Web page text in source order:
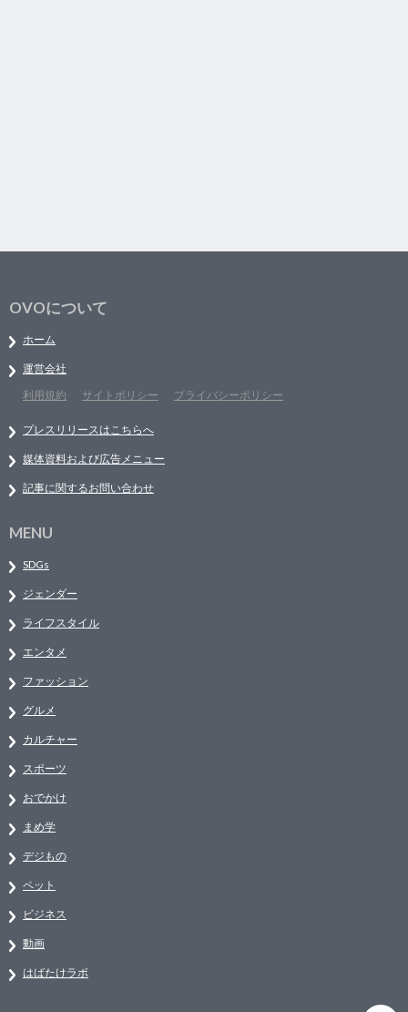
OVOについて
ホーム
運営会社
利用規約
サイトポリシー プライバシーポリシー
プレスリリースはこちらへ
媒体資料および広告メニュー
記事に関するお問い合わせ
MENU
SDGs
ジェンダー
ライフスタイル
エンタメ
ファッション
グルメ
カルチャー
スポーツ
おでかけ
まめ学
デジもの
ペット
ビジネス
動画
はばたけラボ